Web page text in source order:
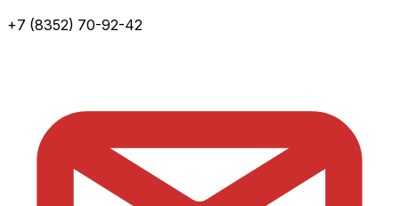
+7 (8352) 70-92-42